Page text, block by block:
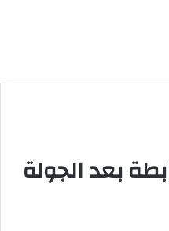
بعد الجولة